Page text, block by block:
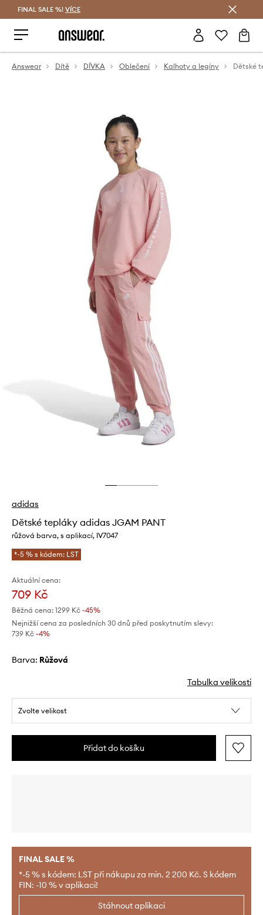
FINAL SALE %! VÍCE
Answear Dítě DÍVKA Oblečení Kalhoty a legíny
adidas
Dětské tepláky adidas JGAM PANT
růžová barva, s aplikací, IV7047
*-5 % s kódem: LST
Aktuální cena:
709 Kč
Běžná cena: 1299 Kč -45%
Nejnižší cena za posledních 30 dnů před poskytnutím slevy:
739 Kč -4%
Barva: růžová
Tabulka velikosti
Zvolte velikost
Přidat do košíku
FINAL SALE %
*-5 % s kódem: LST při nákupu za min. 2 200 Kč. S kódem
FIN: -10 % v aplikaci!
Stáhnout aplikaci